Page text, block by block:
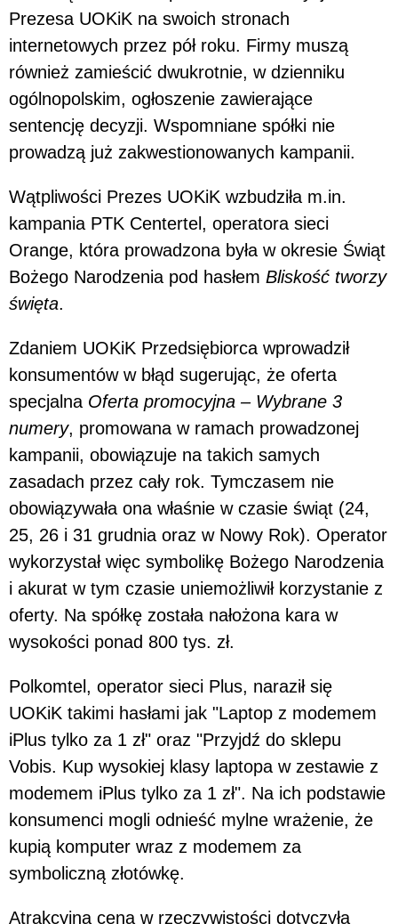
Prezesa UOKiK na swoich stronach
internetowych przez pół roku. Firmy muszą
również zamieścić dwukrotnie, w dzienniku
ogólnopolskim, ogłoszenie zawierające
sentencję decyzji. Wspomniane spółki nie
prowadzą już zakwestionowanych kampanii.
Wątpliwości Prezes UOKiK wzbudziła m.in.
kampania PTK Centertel, operatora sieci
Orange, która prowadzona była w okresie Świąt
Bożego Narodzenia pod hasłem Bliskość tworzy
święta.
Zdaniem UOKiK Przedsiębiorca wprowadził
konsumentów w błąd sugerując, że oferta
specjalna Oferta promocyjna – Wybrane 3
numery, promowana w ramach prowadzonej
kampanii, obowiązuje na takich samych
zasadach przez cały rok. Tymczasem nie
obowiązywała ona właśnie w czasie świąt (24,
25, 26 i 31 grudnia oraz w Nowy Rok). Operator
wykorzystał więc symbolikę Bożego Narodzenia
i akurat w tym czasie uniemożliwił korzystanie z
oferty. Na spółkę została nałożona kara w
wysokości ponad 800 tys. zł.
Polkomtel, operator sieci Plus, naraził się
UOKiK takimi hasłami jak "Laptop z modemem
iPlus tylko za 1 zł" oraz "Przyjdź do sklepu
Vobis. Kup wysokiej klasy laptopa w zestawie z
modemem iPlus tylko za 1 zł". Na ich podstawie
konsumenci mogli odnieść mylne wrażenie, że
kupią komputer wraz z modemem za
symboliczną złotówkę.
Atrakcyjna cena w rzeczywistości dotyczyła